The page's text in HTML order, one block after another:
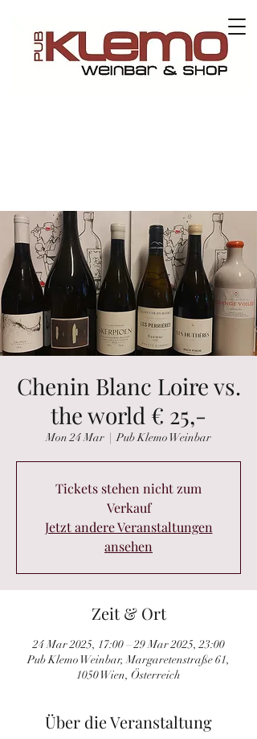
Chenin Blanc Loire vs.
the world € 25,-
Mon 24 Mar
  |
Pub Klemo Weinbar
Tickets stehen nicht zum
Verkauf
Jetzt andere Veranstaltungen
ansehen
Zeit & Ort
24 Mar 2025, 17:00 – 29 Mar 2025, 23:00
Pub Klemo Weinbar, Margaretenstraße 61,
1050 Wien, Österreich
Über die Veranstaltung